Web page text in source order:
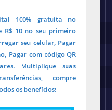
100% gratuita no
R$ 10 no seu primeiro
seu celular, Pagar
Pagar com código QR
Multiplique suas
compre
os benefícios!